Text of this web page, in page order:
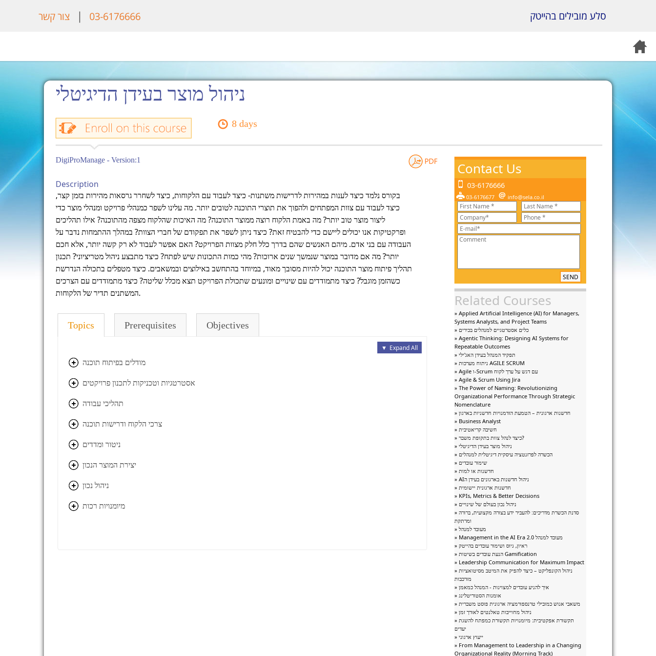
03-6176666
| צור קשר סלע מובילים בהייטק
ניהול מוצר בעידן הדיגיטלי
8 days
DigiProManage - Version:1
Description
בקורס נלמד כיצד לענות במהירות לדרישות משתנות- כיצד לעבוד עם הלקוחות, כיצד לשחרר גרסאות מהירות בזמן קצר,
כיצד לעבוד עם צוות המפתחים ולהפוך את תוצרי התוכנה לטובים יותר. מה עלינו לשפר כמנהלי פרויקט ומנהלי מוצר כדי
ליצור מוצר טוב יותר? מה באמת הלקוח רוצה ממוצר התוכנה? מה האיכות שהלקוח מצפה מהתוכנה? אילו תהליכים
ופרקטיקות אנו יכולים ליישם כדי להבטיח זאת? כיצד ניתן לשפר את תפקודם של חברי הצוות? במהלך ההתמחות נדבר על
העבודה עם בני אדם. מיהם האנשים שהם בדרך כלל חלק מצוות הפרויקט? האם אפשר לעבוד לא רק קשה יותר, אלא חכם
יותר? מה אם מדובר במוצר שנמשך שנים ארוכות? מהי כמות התכונות שיש לפתח? כיצד מתבצע ניהול מטריציוני? תכנון
תהליך פיתוח מוצר התוכנה יכול להיות מסובך מאוד, במיוחד בהתחשב באילוצים ובמשאבים. כיצד מטפלים בתכולה הנדרשת
כשהזמן מוגבל? כיצד מתמודדים עם שינויים ומונעים שתכולת הפרויקט תצא מכלל שליטה? כיצד מתמודדים עם הצרכים
המשתנים תדיר של הלקוחות.
Topics Prerequisites Objectives
▼ Expand All
מודלים בפיתוח תוכנה
אסטרטגיות וטכניקות לתכנון פרויקטים
תהליכי עבודה
צרכי הלקוח ודרישות תוכנה
ניטור ומדדים
יצירת המוצר הנכון
ניהול נכון
מיומנויות רכות
Contact Us
03-6176666
03-6176677 info@sela.co.il
SEND
Related Courses
» Applied Artificial Intelligence (AI) for Managers,
Systems Analysts, and Project Teams
» כלים אסטרטגיים למנהלים בכירים
» Agentic Thinking: Designing AI Systems for
Repeatable Outcomes
» תפקיד המנהל בעידן האג'ילי
» ניתוח מערכות AGILE SCRUM
» Agile ו-Scrum עם דגש על ערך לקוח
» Agile & Scrum Using Jira
» The Power of Naming: Revolutionizing
Organizational Performance Through Strategic
Nomenclature
» חדשנות ארגונית – הטמעת הזדמנויות חדשניות בארגון
» Business Analyst
» חשיבה קריאטיבית
» כיצד לנהל צוות בתקופת משבר?
» ניהול מוצר בעידן הדיגיטלי
» הכשרה לפרזנטציה עיסקית דיגיטלית למנהלים
» שימור עובדים
» חדשנות או למות
» AIניהול חדשנות בארגונים בעידן ה
» חדשנות ארגונית יישומית
» KPIs, Metrics & Better Decisions
» ניהול נכון בעולם של שינויים
» סדנת הכשרת מדריכים: להעביר ידע בצורה מקצועית, ברורה
ומרתקת
» מעובד למנהל
» Management in the AI Era מעובד למנהל 2.0
» ראיון, גיוס ושימור עובדים בהייטק
» הנעת עובדים בשיטות Gamification
» Leadership Communication for Maximum Impact
» ניהול הקונפליקט – כיצד להפיק את המיטב מסיטואציות
מורכבות
» איך להניע עובדים למצוינות - המנהל כמאמן
» אומנות הסטוריטלינג
» משאבי אנוש כמובילי טרנספורמציה ארגונית פוסט משברית
» ניהול מחוייבות טאלנטים לאורך זמן
» תקשורת אפקטיבית: מיומנויות תקשורת כמפתח להשגת
יעדים
» ייעוץ ארגוני
» From Management to Leadership in a Changing
Organizational Reality (Morning Track)